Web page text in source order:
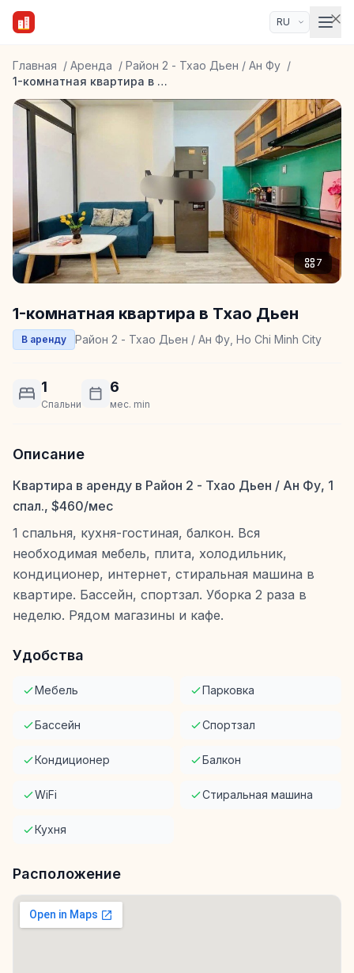
Главная / Аренда / Район 2 - Тхао Дьен / Ан Фу /
1-комнатная квартира в Тхао Дьен
7
1-комнатная квартира в Тхао Дьен
В аренду Район 2 - Тхао Дьен / Ан Фу, Ho Chi Minh City
1
Спальни
6
мес. min
Описание
Квартира в аренду в Район 2 - Тхао Дьен / Ан Фу, 1
спал., $460/мес
1 спальня, кухня-гостиная, балкон. Вся
необходимая мебель, плита, холодильник,
кондиционер, интернет, стиральная машина в
квартире. Бассейн, спортзал. Уборка 2 раза в
неделю. Рядом магазины и кафе.
Удобства
Мебель Парковка
Бассейн Спортзал
Кондиционер Балкон
WiFi Стиральная машина
Кухня
Расположение